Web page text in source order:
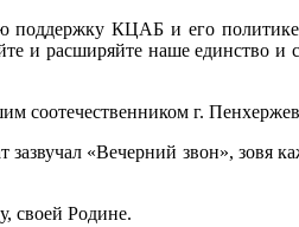
КЦАБ и его
и расширяй­те наше единство и
соотечественником г.
«Вечерний звон», зовя
своей Родине.